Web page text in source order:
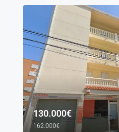
130.000€
162.000€